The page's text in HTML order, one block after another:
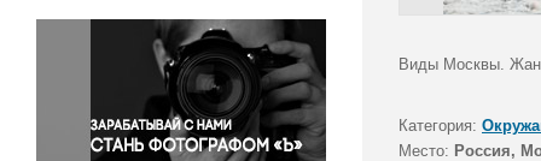
Окружающая среда
Политика
Правосудие
Происшествия и конфликты
Религия
Виды Москвы.
Категория:
Место: Россия,